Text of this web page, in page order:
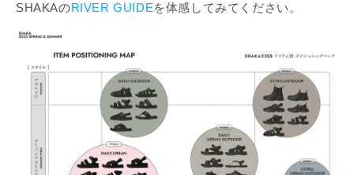
SHAKAのRIVER GUIDEを体感してみてください。